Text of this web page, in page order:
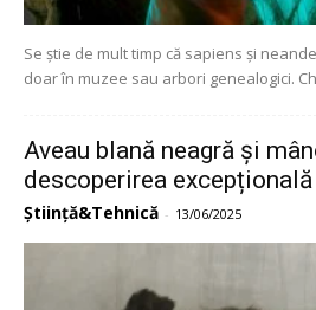
Se știe de mult timp că sapiens și
doar în muzee sau arbori genealogici.
Aveau blană neagră și
descoperirea excepțională
Știință&Tehnică - 13/06/2025